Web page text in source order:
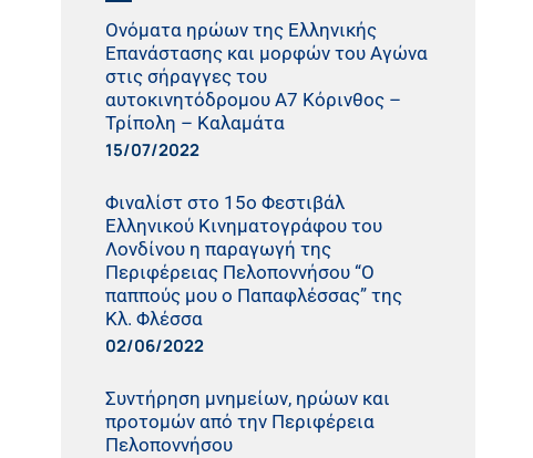
Ονόματα ηρώων της Ελληνικής
Επανάστασης και μορφών του Αγώνα
στις σήραγγες του
αυτοκινητόδρομου Α7 Κόρινθος –
Τρίπολη – Καλαμάτα
15/07/2022
Φιναλίστ στο 15ο Φεστιβάλ
Ελληνικού Κινηματογράφου του
Λονδίνου η παραγωγή της
Περιφέρειας Πελοποννήσου “Ο
παππούς μου ο Παπαφλέσσας” της
Κλ. Φλέσσα
02/06/2022
Συντήρηση μνημείων, ηρώων και
προτομών από την Περιφέρεια
Πελοποννήσου